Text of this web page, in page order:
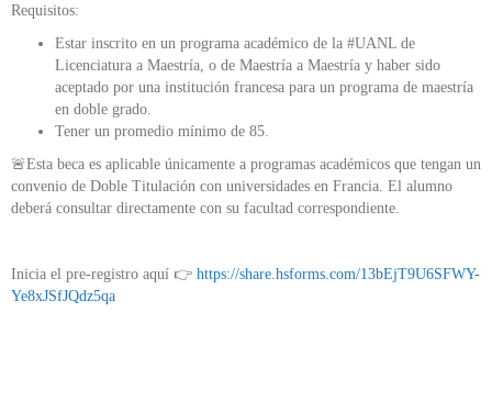
Requisitos:
Estar inscrito en un programa académico de la #UANL de
Licenciatura a Maestría, o de Maestría a Maestría y haber sido
aceptado por una institución francesa para un programa de maestría
en doble grado.
Tener un promedio mínimo de 85.
🚨Esta beca es aplicable únicamente a programas académicos que tengan un
convenio de Doble Titulación con universidades en Francia. El alumno
deberá consultar directamente con su facultad correspondiente.
Inicia el pre-registro aquí 👉 https://share.hsforms.com/13bEjT9U6SFWY-
Ye8xJSfJQdz5qa